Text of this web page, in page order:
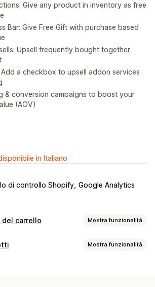
Give any product in inventory as free
Bar: Give Free Gift with purchase based
Upsell frequently bought together
Add a checkbox to upsell addon services
& conversion campaigns to boost your
(AOV)
in Italiano
di controllo Shopify Google Analytics
del carrello Mostra funzionalità
Mostra funzionalità